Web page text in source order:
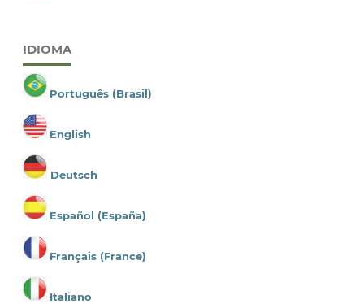
IDIOMA
Português (Brasil)
English
Deutsch
Español (España)
Français (France)
Italiano